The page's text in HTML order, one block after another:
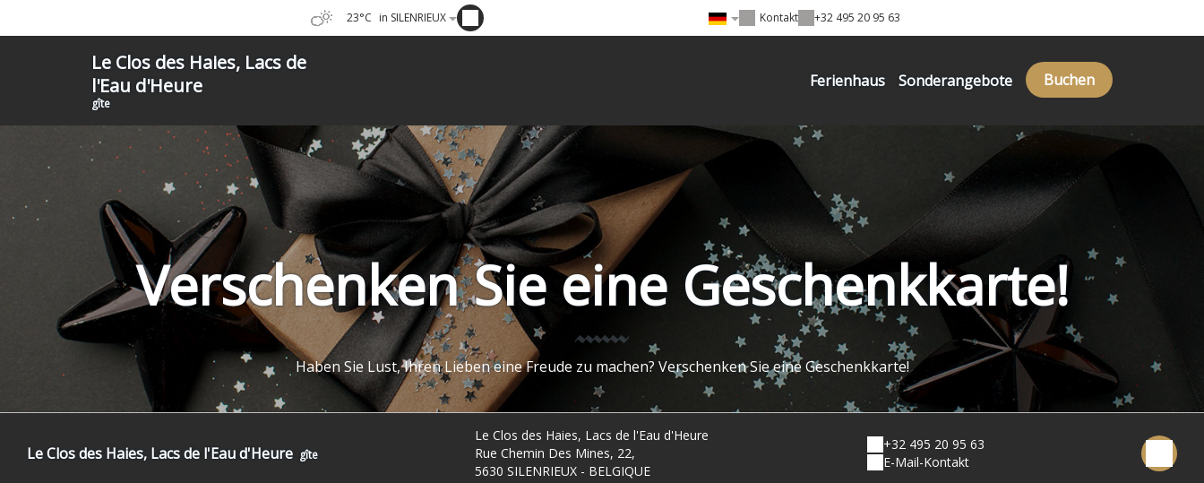
23°C in SILENRIEUX Kontakt +32 495 20 95 63
Le Clos des Haies, Lacs de
l'Eau d'Heure
gîte
Ferienhaus Sonderangebote Buchen
Verschenken Sie eine Geschenkkarte!
Haben Sie Lust, Ihren Lieben eine Freude zu machen? Verschenken Sie eine Geschenkkarte!
Le Clos des Haies, Lacs de l'Eau d'Heure gîte
Le Clos des Haies, Lacs de l'Eau d'Heure
Rue Chemin Des Mines, 22,
5630 SILENRIEUX - BELGIQUE
+32 495 20 95 63
E-Mail-Kontakt